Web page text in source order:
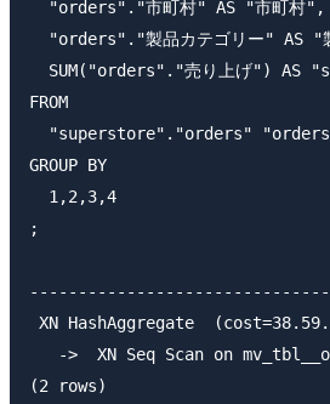
  "orders"."市町村" AS "市町村",
"orders"."製品カテゴリー" AS "
SUM("orders"."売り上げ") AS
FROM
"superstore"."orders"
GROUP BY
  1,2,3,4
;
XN HashAggregate
->  XN Seq Scan on
(2 rows)